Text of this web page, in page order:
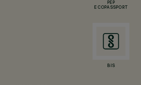
PEP
ECOPASSPORT
BIS